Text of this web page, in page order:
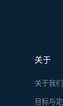
关于
关于我们
目标与